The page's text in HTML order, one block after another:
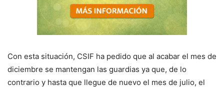
Con esta situación, CSIF ha pedido que al acabar el mes de
diciembre se mantengan las guardias ya que, de lo
contrario y hasta que llegue de nuevo el mes de julio, el